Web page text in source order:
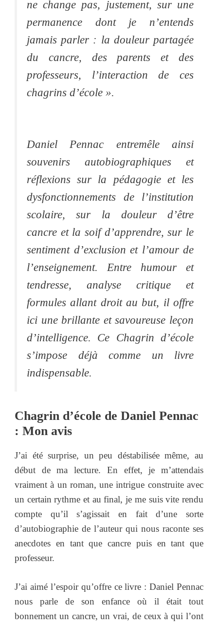
ne change pas, justement, sur une
permanence dont je n’entends
jamais parler : la douleur partagée
du cancre, des parents et des
professeurs, l’interaction de ces
chagrins d’école ».
Daniel Pennac entremêle ainsi
souvenirs autobiographiques et
réflexions sur la pédagogie et les
dysfonctionnements de l’institution
scolaire, sur la douleur d’être
cancre et la soif d’apprendre, sur le
sentiment d’exclusion et l’amour de
l’enseignement. Entre humour et
tendresse, analyse critique et
formules allant droit au but, il offre
ici une brillante et savoureuse leçon
d’intelligence. Ce Chagrin d’école
s’impose déjà comme un livre
indispensable.
Chagrin d’école de Daniel Pennac
: Mon avis
J’ai été surprise, un peu déstabilisée même, au
début de ma lecture. En effet, je m’attendais
vraiment à un roman, une intrigue construite avec
un certain rythme et au final, je me suis vite rendu
compte qu’il s’agissait en fait d’une sorte
d’autobiographie de l’auteur qui nous raconte ses
anecdotes en tant que cancre puis en tant que
professeur.
J’ai aimé l’espoir qu’offre ce livre : Daniel Pennac
nous parle de son enfance où il était tout
bonnement un cancre, un vrai, de ceux à qui l’ont